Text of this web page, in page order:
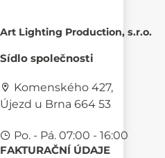
Art Lighting Production, s.r.o.
Sídlo společnosti
Komenského 427,
Újezd u Brna 664 53
Po. - Pá. 07:00 - 16:00
FAKTURAČNÍ ÚDAJE